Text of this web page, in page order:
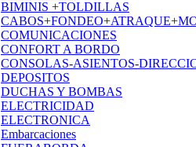
BIMINIS +TOLDILLAS
COMUNICACIONES
CONFORT A BORDO
CONSOLAS-ASIENTOS-
DEPOSITOS
DUCHAS Y BOMBAS
ELECTRICIDAD
ELECTRONICA
Embarcaciones